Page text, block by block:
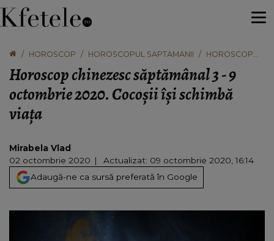
HOROSCOP HOROSCOPUL SAPTAMANII
HOROSCOP
SĂPTĂMÂNAL
3 - 9
OCTOMBRIE
Horoscop chinezesc săptămânal 3 - 9
octombrie 2020. Cocoșii își schimbă
viața
Mirabela Vlad
02 octombrie 2020
Actualizat: 09 octombrie 2020, 16:14
Adaugă-ne ca sursă preferată în Google